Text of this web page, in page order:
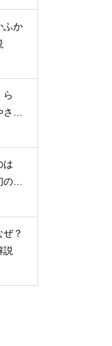
ふか
ら
さし
は
の一
？
説